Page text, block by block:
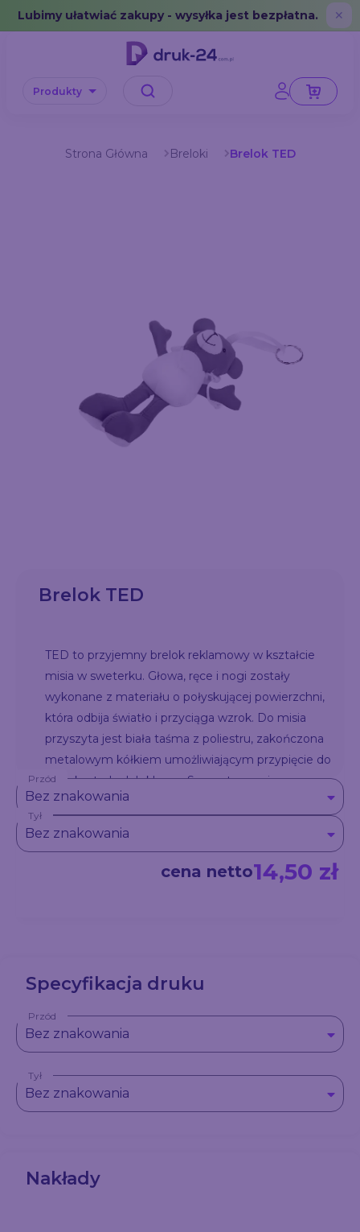
Error: No data in cache or invalid format
Lubimy ułatwiać zakupy - wysyłka jest bezpłatna. ✕
Produkty
Strona Główna Breloki Brelok TED
Brelok TED
TED to przyjemny brelok reklamowy w kształcie
misia w sweterku. Głowa, ręce i nogi zostały
wykonane z materiału o połyskującej powierzchni,
która odbija światło i przyciąga wzrok. Do misia
przyszyta jest biała taśma z poliestru, zakończona
metalowym kółkiem umożliwiającym przypięcie do
plecaka, torby lub kluczy. Sympatyczny i
funkcjonalny dodatek – idealny na sezonowe akcje
Przód
Bez znakowania
Tył
Bez znakowania
cena netto14,50 zł
Specyfikacja druku
Przód
Bez znakowania
Tył
Bez znakowania
Nakłady